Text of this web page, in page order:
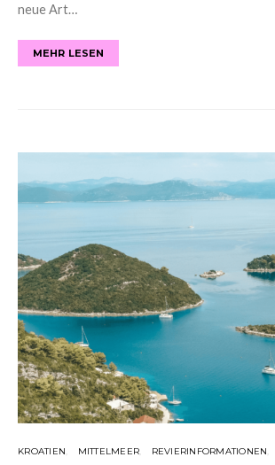
neue Art…
MEHR LESEN
KROATIEN MITTELMEER REVIERINFORMATIONEN